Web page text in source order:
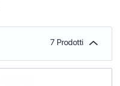
7 Prodotti